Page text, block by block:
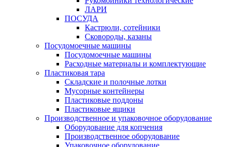
ЛАРИ
ПОСУДА
Кастрюли, сотейники
Сковороды, казаны
Посудомоечные машины
Посудомоечные машины
Расходные материалы и комплектующие
Пластиковая тара
Складские и полочные лотки
Мусорные контейнеры
Пластиковые поддоны
Пластиковые ящики
Производственное и упаковочное оборудование
Оборудование для копчения
Производственное оборудование
Упаковочное оборудование